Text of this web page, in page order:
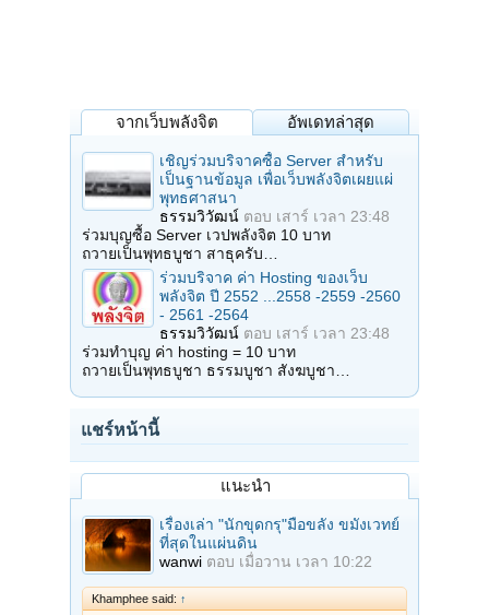
จากเว็บพลังจิต อัพเดทล่าสุด
เชิญร่วมบริจาคซื้อ Server สำหรับ
เป็นฐานข้อมูล เพื่อเว็บพลังจิตเผยแผ่
พุทธศาสนา
ธรรมวิวัฒน์ ตอบ เสาร์ เวลา 23:48
ร่วมบุญซื้อ Server เวปพลังจิต 10 บาท
ถวายเป็นพุทธบูชา สาธุครับ…
ร่วมบริจาค ค่า Hosting ของเว็บ
พลังจิต ปี 2552 ...2558 -2559 -2560
- 2561 -2564
ธรรมวิวัฒน์ ตอบ เสาร์ เวลา 23:48
ร่วมทำบุญ ค่า hosting = 10 บาท
ถวายเป็นพุทธบูชา ธรรมบูชา สังฆบูชา…
แชร์หน้านี้
แนะนำ
เรื่องเล่า "นักขุดกรุ"มือขลัง ขมังเวทย์
ที่สุดในแผ่นดิน
wanwi ตอบ เมื่อวาน เวลา 10:22
Khamphee said: ↑